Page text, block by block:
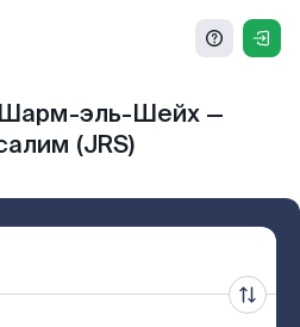
эль-Шейх —
(JRS)